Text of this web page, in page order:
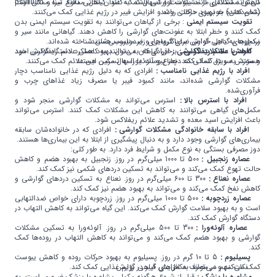
نشان‌دهنده خونریزی داخلی باشد.
(تخم کتان) به بهبود حرکات روده و افزایش فیبر در رژیم غذایی کمک می‌کنند.
تقویت سیستم ایمنی : برخی از گیاهان می‌توانند به تقویت سیستم ایمنی بدن
کمک کنند و خطر ابتلا به عفونت‌های گوارشی را کاهش دهند. گیاهانی مانند سیر و
زردچوبه به دلیل خواص ضدباکتریایی و ضدویروسی‌شان شناخته شده‌اند.
کاهش علائم ریفلاکس :برخی گیاهان می‌توانند به کاهش علائم ریفلاکس اسید
و سوزش سر دل کمک کنند. نعناع و آلوئه‌ورا به تسکین این علائم کمک می‌کنند.
مکمل‌های گیاهی گوارش برای گروه‌های زیر مناسب هستند:
افراد با مشکلات گوارشی :افرادی که به دنبال بهبود عملکرد دستگاه گوارش خود
هستند، به ویژه کسانی که دچار یبوست یا اسهال مزمن هستند.
افراد با رژیم غذایی نامناسب : افرادی که به دلیل رژیم غذایی نامناسب دچار
مشکلات گوارشی شده‌اند، مانند کمبود فیبر یا مصرف زیاد غذاهای چرب و
فرآوری‌شده.
افراد با استرس بالا : استرس می‌تواند به مشکلات گوارشی منجر شود و
مکمل‌های گیاهی می‌توانند به کاهش این مشکلات کمک کنند. استرس می‌تواند
باعث افزایش اسید معده و تشدید علائم ریفلاکس شود.
افراد با سابقه خانوادگی مشکلات گوارشی : افرادی که در خانواده‌شان سابقه
بیماری‌های گوارشی وجود دارد و به دنبال پیشگیری از ابتلا به این بیماری‌ها هستند.
دوز مصرفی بستگی به نوع مکمل و شرایط فرد دارد. به طور کلی:
عصاره زنجبیل :
500 تا 1000 میلی‌گرم در روز. زنجبیل به بهبود هضم و کاهش
حالت تهوع کمک می‌کند و می‌تواند به تسکین دردهای شکمی نیز کمک کند.
عصاره نعناع :
300 تا 600 میلی‌گرم در روز. نعناع به تسکین دردهای گوارشی و
کاهش نفخ کمک می‌کند و می‌تواند به بهبود هضم نیز کمک کند.
عصاره زردچوبه :
500 تا 1000 میلی‌گرم در روز. زردچوبه دارای خواص ضدالتهابی
است و به بهبود سلامت گوارش کمک می‌کند. این گیاه می‌تواند به کاهش التهاب در
دستگاه گوارش کمک کند.
عصاره آلوئه‌ورا :
300 تا 500 میلی‌گرم در روز. آلوئه‌ورا به تسکین مشکلات
گوارشی و بهبود هضم کمک می‌کند و می‌تواند به کاهش التهاب در روده‌ها کمک
کند.
پسیلیوم :
5 تا 10 گرم در روز. پسیلیوم به بهبود حرکات روده و کاهش یبوست
کمک می‌کند و می‌تواند به افزایش فیبر در رژیم غذایی کمک کند.
نکات مهم در مصرف مکمل‌های گیاهی گوارش